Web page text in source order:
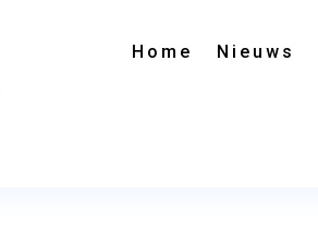
Home Nieuws